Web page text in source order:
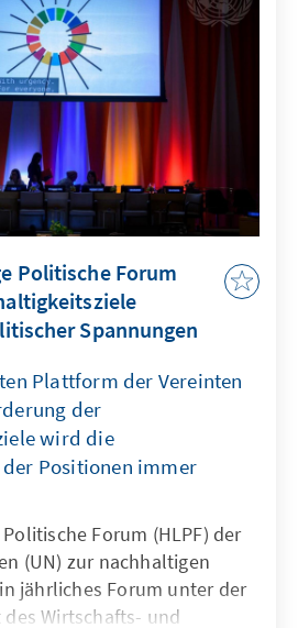
Politische Forum
Spannungen
Plattform der Vereinten
der
wird die
Positionen immer
Forum (HLPF) der
(UN) zur nachhaltigen
jährliches Forum unter der
Wirtschafts- und